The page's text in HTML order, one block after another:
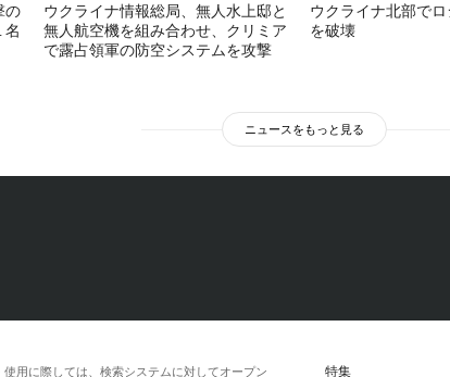
の
ウクライナ情報総局、無人水上邸と
無人航空機を組み合わせ、クリミア
で露占領軍の防空システムを攻撃
ウクライナ北部で
を破壊
ニュースをもっと見る
特集
用に際しては、検索システムに対してオープン